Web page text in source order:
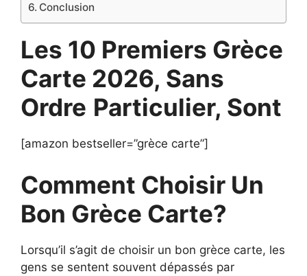
Conclusion
Les 10 Premiers Grèce
Carte 2026, Sans
Ordre Particulier, Sont
[amazon bestseller=”grèce carte”]
Comment Choisir Un
Bon Grèce Carte?
Lorsqu’il s’agit de choisir un bon grèce carte, les
gens se sentent souvent dépassés par